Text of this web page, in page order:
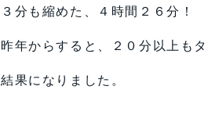
３分も縮めた、４時間２６分！
昨年からすると、２０分以上も
結果になりました。